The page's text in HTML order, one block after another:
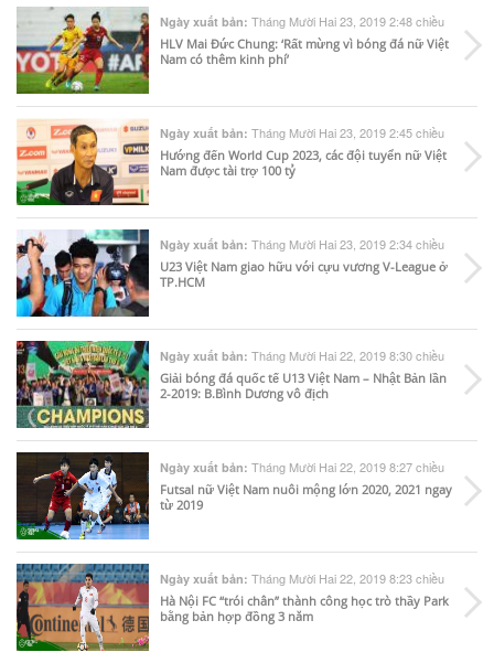
Ngày xuất bản: Tháng Mười Hai 23, 2019 2:48 chiều
HLV Mai Đức Chung: ‘Rất mừng vì bóng đá nữ Việt
Nam có thêm kinh phí’
Ngày xuất bản: Tháng Mười Hai 23, 2019 2:45 chiều
Hướng đến World Cup 2023, các đội tuyển nữ Việt
Nam được tài trợ 100 tỷ
Ngày xuất bản: Tháng Mười Hai 23, 2019 2:34 chiều
U23 Việt Nam giao hữu với cựu vương V-League ở
TP.HCM
Ngày xuất bản: Tháng Mười Hai 22, 2019 8:30 chiều
Giải bóng đá quốc tế U13 Việt Nam – Nhật Bản lần
2-2019: B.Bình Dương vô địch
Ngày xuất bản: Tháng Mười Hai 22, 2019 8:27 chiều
Futsal nữ Việt Nam nuôi mộng lớn 2020, 2021 ngay
từ 2019
Ngày xuất bản: Tháng Mười Hai 22, 2019 8:23 chiều
Hà Nội FC “trói chân” thành công học trò thầy Park
bằng bản hợp đồng 3 năm